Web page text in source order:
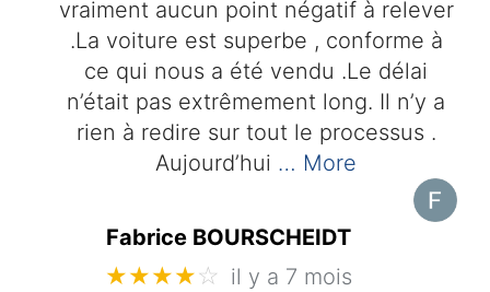
vraiment aucun point négatif à relever
.La voiture est superbe , conforme à
ce qui nous a été vendu .Le délai
n’était pas extrêmement long. Il n’y a
rien à redire sur tout le processus .
Aujourd’hui … More
Fabrice BOURSCHEIDT
★★★★☆ il y a 7 mois